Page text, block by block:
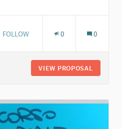
3 FOLLOWERS
FOLLOW 0 0
VIEW PROPOSAL